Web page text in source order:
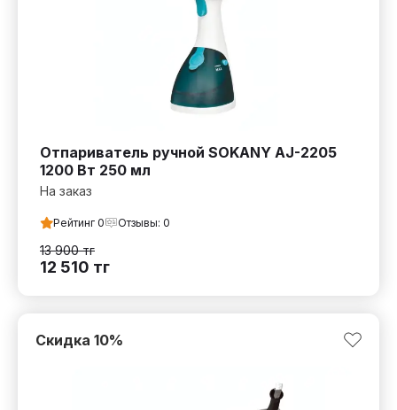
Отпариватель ручной SOKANY AJ-2205
1200 Вт 250 мл
На заказ
Рейтинг 0 Отзывы: 0
13 900тг
12 510 тг
Скидка 10%